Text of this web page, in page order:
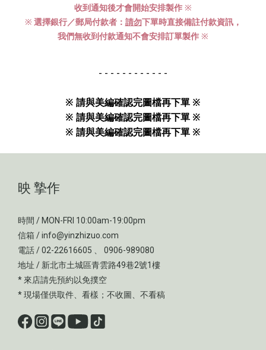
收到通知後才會開始安排製作 ※
※ 選擇銀行／郵局付款者： 請勿下單時直接備註付款資訊，
我們無收到付款通知不會安排訂單製作 ※
- - - - - - - - - - - -
※ 請與美編確認完圖檔再下單 ※
※ 請與美編確認完圖檔再下單 ※
※ 請與美編確認完圖檔再下單 ※
映 摯作
時間 / MON-FRI 10:00am-19:00pm
信箱 / info@yinzhizuo.com
電話 / 02-22616605 、 0906-989080
地址 / 新北市土城區青雲路49巷2號1樓
* 來店請先預約以免撲空
* 現場僅供取件、看樣；不收圖、不看稿